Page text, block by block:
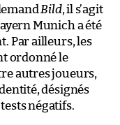
Bild, il s’agit
Munich a été
Par ailleurs, les
ordonné le
autres joueurs,
désignés
négatifs.